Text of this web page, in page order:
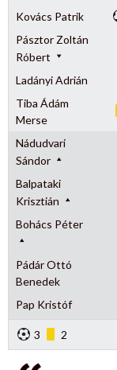
Kovács Patrik
Pásztor Zoltán
Róbert
Ladányi Adrián
Tiba Ádám
Merse
Nádudvari
Sándor
Balpataki
Krisztián
Bohács Péter
Pádár Ottó
Benedek
Pap Kristóf
3 2